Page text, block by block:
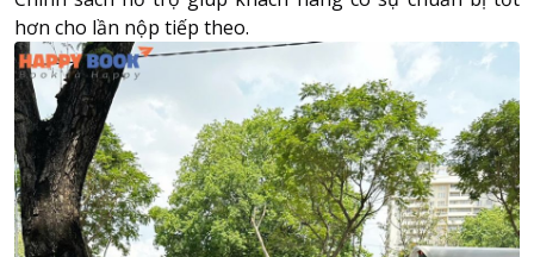
hơn cho lần nộp tiếp theo.